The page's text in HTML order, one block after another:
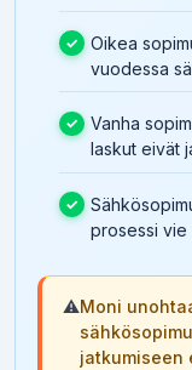
Oikea
vuodessa
Vanha
laskut eivät
prosessi vie
⚠️Moni
jatkumiseen